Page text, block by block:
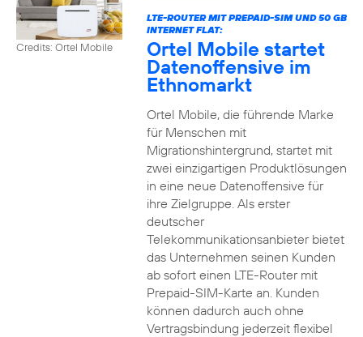
Credits: Ortel Mobile
LTE-ROUTER MIT PREPAID-SIM UND 50 GB
INTERNET FLAT:
Ortel Mobile startet
Datenoffensive im
Ethnomarkt
Ortel Mobile, die führende Marke
für Menschen mit
Migrationshintergrund, startet mit
zwei einzigartigen Produktlösungen
in eine neue Datenoffensive für
ihre Zielgruppe. Als erster
deutscher
Telekommunikationsanbieter bietet
das Unternehmen seinen Kunden
ab sofort einen LTE-Router mit
Prepaid-SIM-Karte an. Kunden
können dadurch auch ohne
Vertragsbindung jederzeit flexibel